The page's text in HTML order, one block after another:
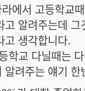
에서 고등학교
고 알려주는데
고 생각합니다.
학교 다닐때는
알려주는 얘기